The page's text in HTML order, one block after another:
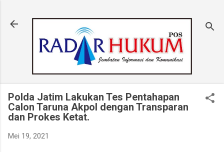
Polda Jatim Lakukan Tes Pentahapan
Calon Taruna Akpol dengan Transparan
dan Prokes Ketat.
Mei 19, 2021